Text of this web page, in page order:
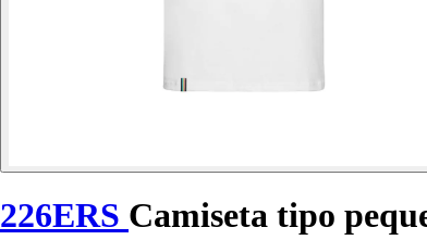
226ERS Camiseta tipo